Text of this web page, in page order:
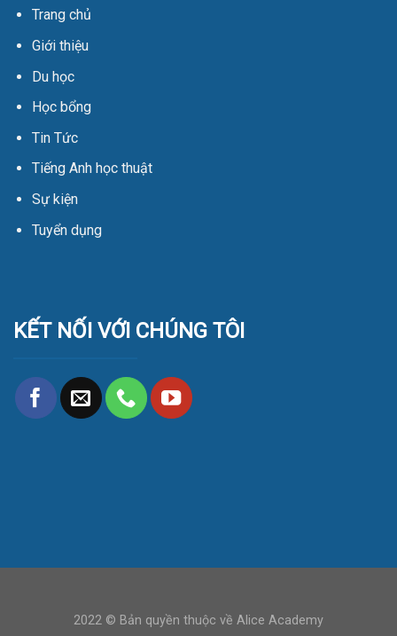
Trang chủ
Giới thiệu
Du học
Học bổng
Tin Tức
Tiếng Anh học thuật
Sự kiện
Tuyển dụng
KẾT NỐI VỚI CHÚNG TÔI
2022 © Bản quyền thuộc về Alice Academy